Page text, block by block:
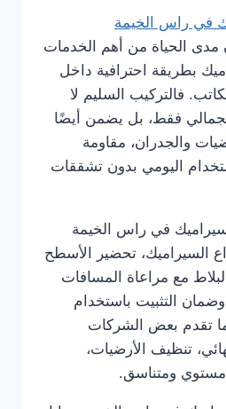
في راس الخيمة
ضمان مدى الحياة من أهم الخدمات
بطريقة احترافية داخل
فالتركيب السليم لا
فقط، بل يضمن أيضًا
والجدران، مقاومة
اليومي بدون تشققات
في راس الخيمة
السيراميك، تحضير الأسطح
مع مراعاة المسافات
التثبيت باستخدام
تقدم بعض الشركات
تنظيف الأرضيات،
مستوي ومتناسق.